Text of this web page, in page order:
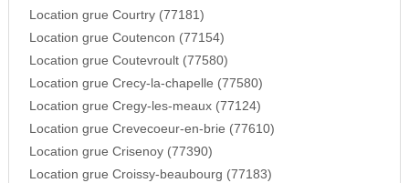
Location grue Courtry (77181)
Location grue Coutencon (77154)
Location grue Coutevroult (77580)
Location grue Crecy-la-chapelle (77580)
Location grue Cregy-les-meaux (77124)
Location grue Crevecoeur-en-brie (77610)
Location grue Crisenoy (77390)
Location grue Croissy-beaubourg (77183)